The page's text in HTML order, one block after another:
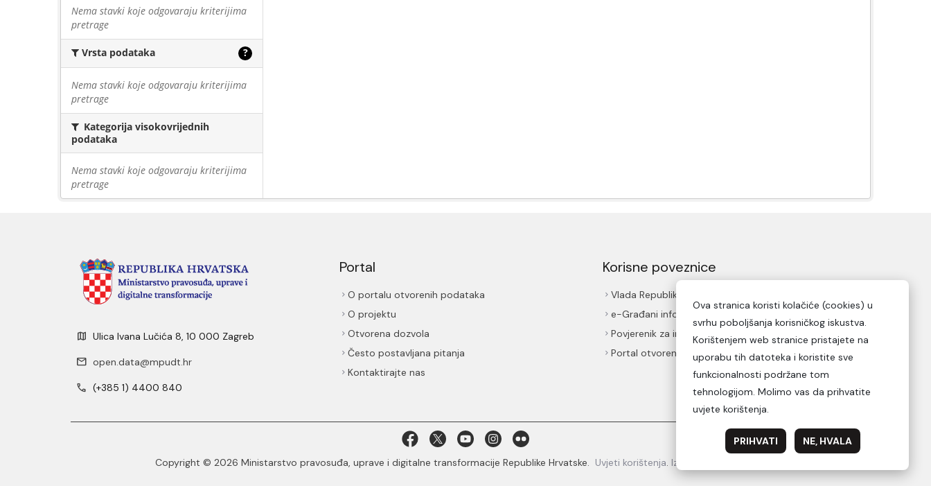
Nema stavki koje odgovaraju kriterijima
pretrage
Vrsta podataka ?
Nema stavki koje odgovaraju kriterijima
pretrage
Kategorija visokovrijednih
podataka
Nema stavki koje odgovaraju kriterijima
pretrage